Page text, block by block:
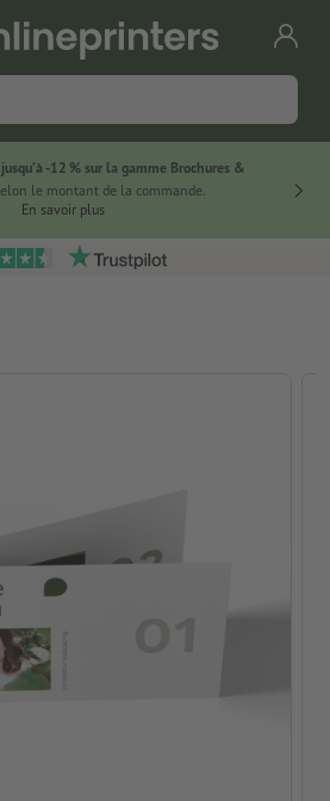
jusqu’à -12 % sur la gamme Brochures &
le montant de la commande.
En savoir plus